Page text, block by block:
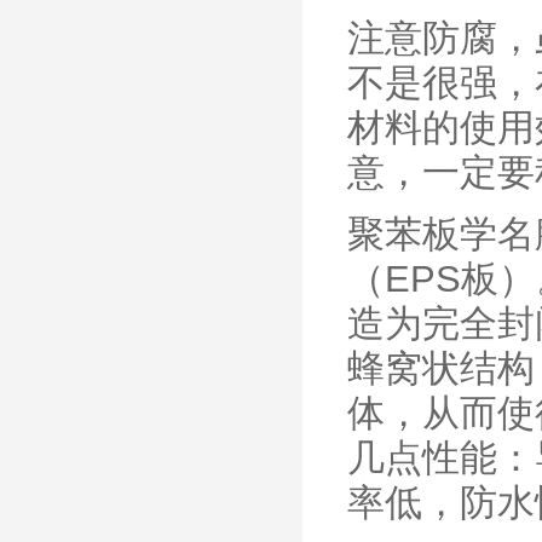
注意防腐
不是很强
材料的使
意，一定
聚苯板学
（EPS板
造为完全
蜂窝状结
体，从而
几点性能
率低，防